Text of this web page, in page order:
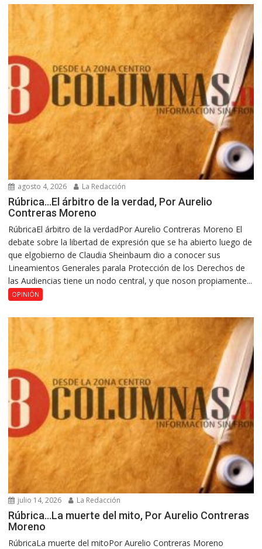
agosto 4, 2026 La Redacción
Rúbrica…El árbitro de la verdad, Por Aurelio
Contreras Moreno
RúbricaEl árbitro de la verdadPor Aurelio Contreras Moreno El
debate sobre la libertad de expresión que se ha abierto luego de
que elgobierno de Claudia Sheinbaum dio a conocer sus
Lineamientos Generales parala Protección de los Derechos de
las Audiencias tiene un nodo central, y que noson propiamente...
OPINIÓN
julio 14, 2026 La Redacción
Rúbrica…La muerte del mito, Por Aurelio Contreras
Moreno
RúbricaLa muerte del mitoPor Aurelio Contreras Moreno